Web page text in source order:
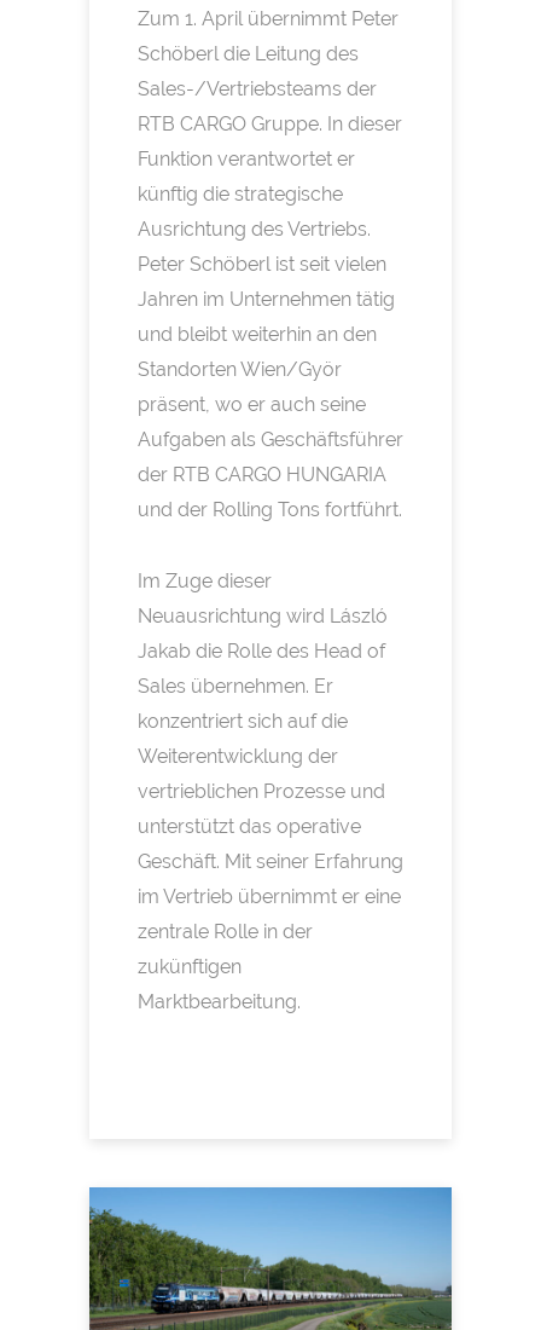
Zum 1. April übernimmt Peter
Schöberl die Leitung des
Sales-/Vertriebsteams der
RTB CARGO Gruppe. In dieser
Funktion verantwortet er
künftig die strategische
Ausrichtung des Vertriebs.
Peter Schöberl ist seit vielen
Jahren im Unternehmen tätig
und bleibt weiterhin an den
Standorten Wien/Györ
präsent, wo er auch seine
Aufgaben als Geschäftsführer
der RTB CARGO HUNGARIA
und der Rolling Tons fortführt.
Im Zuge dieser
Neuausrichtung wird László
Jakab die Rolle des Head of
Sales übernehmen. Er
konzentriert sich auf die
Weiterentwicklung der
vertrieblichen Prozesse und
unterstützt das operative
Geschäft. Mit seiner Erfahrung
im Vertrieb übernimmt er eine
zentrale Rolle in der
zukünftigen
Marktbearbeitung.